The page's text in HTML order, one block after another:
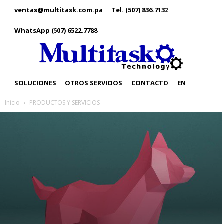
ventas@multitask.com.pa Tel. (507) 836.7132
WhatsApp (507) 6522.7788
SOLUCIONES OTROS SERVICIOS CONTACTO EN
Inicio PRODUCTOS Y SERVICIOS